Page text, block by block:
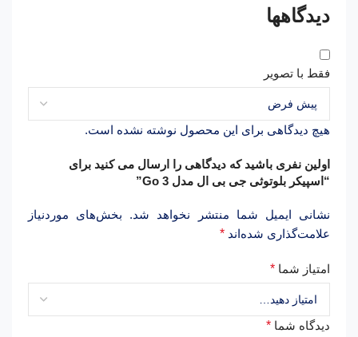
دیدگاهها
فقط با تصویر
هیچ دیدگاهی برای این محصول نوشته نشده است.
اولین نفری باشید که دیدگاهی را ارسال می کنید برای
“اسپیکر بلوتوثی جی بی ال مدل Go 3”
نشانی ایمیل شما منتشر نخواهد شد.
بخش‌های موردنیاز
علامت‌گذاری شده‌اند *
امتیاز شما *
دیدگاه شما *